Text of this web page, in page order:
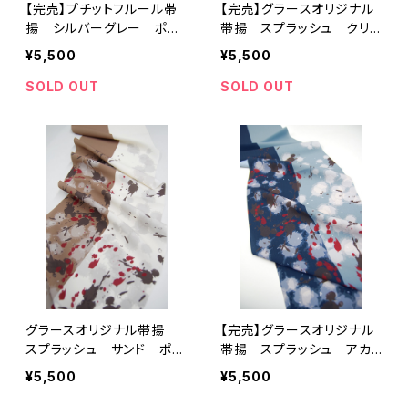
【完売】プチットフルール帯
揚 シルバーグレー ポリ
エステル100％
¥5,500
SOLD OUT
【完売】グラースオリジナル
帯揚 スプラッシュ クリム
ゾン ポリエステル100％
セオα 通年
¥5,500
SOLD OUT
グラースオリジナル帯揚
スプラッシュ サンド ポリ
エステル100％ セオα
通年
¥5,500
【完売】グラースオリジナル
帯揚 スプラッシュ アカ
プルコ ポリエステル100％
セオα 通年
¥5,500